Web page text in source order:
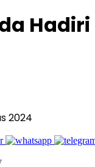
2024